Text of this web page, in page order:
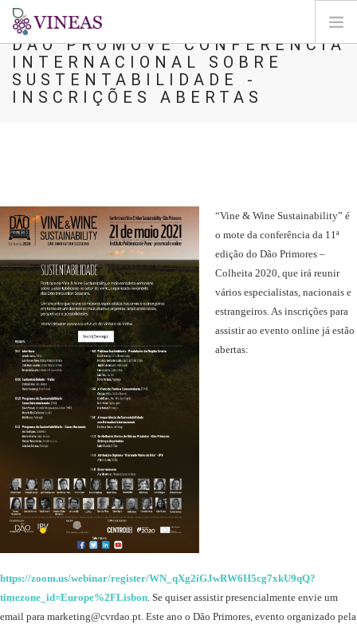
PÁGINA INICIAL
SOBRE A VINEAS
LOGIN
PT
DÃO PROMOVE CONFERÊNCIA
INTERNACIONAL SOBRE
SUSTENTABILIDADE -
INSCRIÇÕES ABERTAS
“Vine & Wine Sustainability” é
o mote da conferência da 11ª
edição do Dão Primores –
Colheita 2020, que irá reunir
vários especialistas, nacionais e
estrangeiros. As inscrições para
assistir ao evento online já estão
abertas:
https://zoom.us/webinar/register/WN_qXg2iGJwRW6H5cg7xkU9qQ?
timezone_id=Europe%2FLisbon. Se quiser assistir presencialmente envie um
email para marketing@cvrdao.pt. Este ano o Dão Primores, evento organizado pela